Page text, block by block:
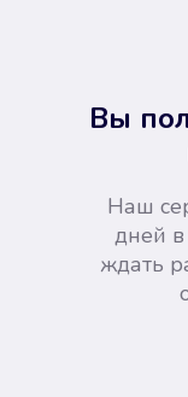
Вы
Наш
дней
ждать